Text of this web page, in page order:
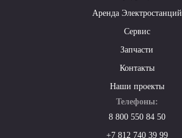
Аренда Электростанций
Сервис
Запчасти
Контакты
Наши проекты
Телефоны:
8 800 550 84 50
+7 812 740 39 99